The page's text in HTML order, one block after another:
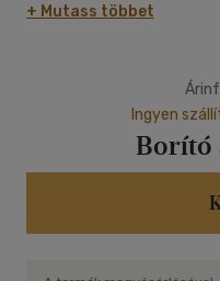
jelentetett meg
Monarchia romjain
népszerűsítő The New
német világuralmi
összes délszlávok lakta
"Jugoszlávia" jelenthet
bajnokai" kitartottak
+ Mutass többet
Ingyen
Borító